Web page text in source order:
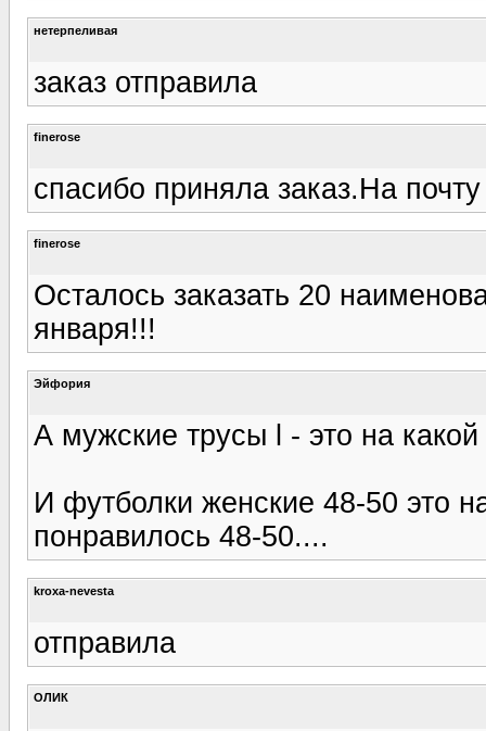
нетерпеливая
заказ отправила
finerose
спасибо приняла заказ.На
finerose
Осталось заказать 20
января!!!
Эйфория
А мужские трусы l - это на
И футболки женские 48-50 это
понравилось 48-50....
kroxa-nevesta
отправила
ОЛИК